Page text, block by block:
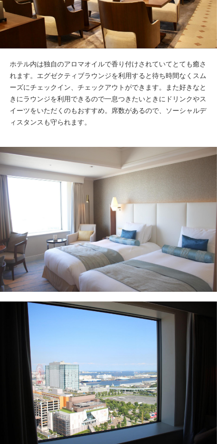
ホテル内は独自のアロマオイルで香り付けされていてとても癒さ
れます。エグゼクティブラウンジを利用すると待ち時間なくスム
ーズにチェックイン、チェックアウトができます。また好きなと
きにラウンジを利用できるので一息つきたいときにドリンクやス
イーツをいただくのもおすすめ。席数があるので、ソーシャルデ
ィスタンスも守られます。